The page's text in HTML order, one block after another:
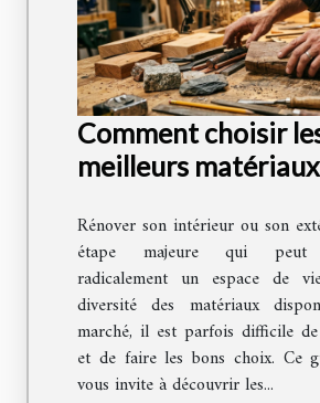
Comment choisir
meilleurs
Rénover son intérieur ou son
étape majeure qui peut
radicalement un espace de
diversité des matériaux
marché, il est parfois difficile
et de faire les bons choix. Ce
vous invite à découvrir les...